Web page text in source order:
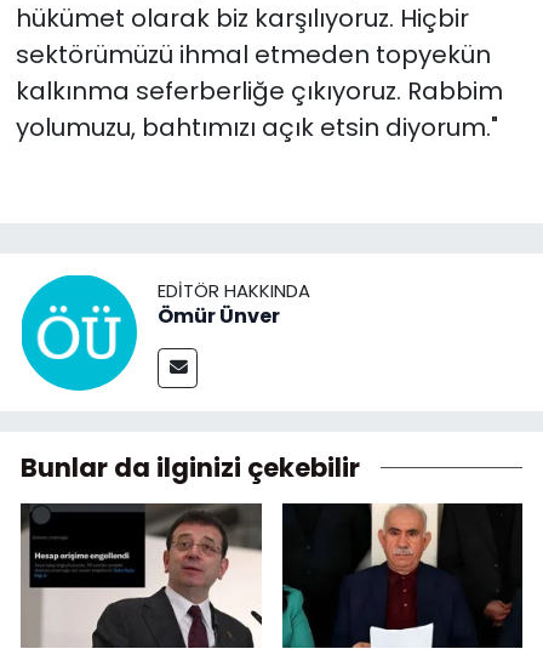
hükümet olarak biz karşılıyoruz. Hiçbir
sektörümüzü ihmal etmeden topyekün
kalkınma seferberliğe çıkıyoruz. Rabbim
yolumuzu, bahtımızı açık etsin diyorum."
EDITÖR HAKKINDA
Ömür Ünver
Bunlar da ilginizi çekebilir